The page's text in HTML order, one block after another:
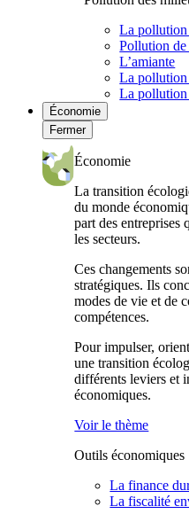
La pollution
Pollution
L’amiante
La pollution
La pollution
Économie
Fermer
Économie
La transition
du monde
part des entreprises
les secteurs.
Ces changements
stratégiques. Ils
modes de vie et de
compétences.
Pour impulser,
une transition
différents leviers et
économiques.
Voir le thème
Outils économiques
La finance
La fiscalité